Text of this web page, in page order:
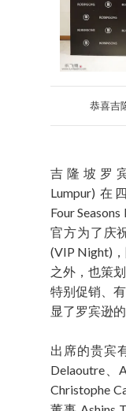
恭喜吉
吉隆坡罗
Lumpur) 在
Four
官方为了庆
(VIP Night)
之外，也策
特别促销、
显了罗宾逊
出席的贵宾
Delaoutre、
Christophe